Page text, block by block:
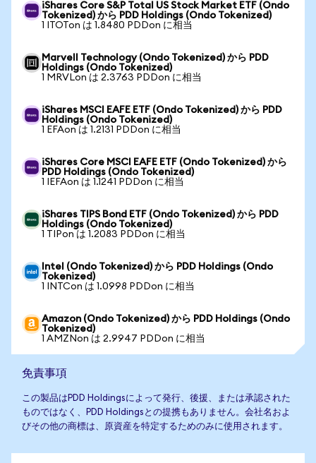
iShares Core S&P Total US Stock Market ETF (Ondo
Tokenized) から PDD Holdings (Ondo Tokenized)
1 ITOTon は 1.8480 PDDon に相当
Marvell Technology (Ondo Tokenized) から PDD
Holdings (Ondo Tokenized)
1 MRVLon は 2.3763 PDDon に相当
iShares MSCI EAFE ETF (Ondo Tokenized) から PDD
Holdings (Ondo Tokenized)
1 EFAon は 1.2131 PDDon に相当
iShares Core MSCI EAFE ETF (Ondo Tokenized) から
PDD Holdings (Ondo Tokenized)
1 IEFAon は 1.1241 PDDon に相当
iShares TIPS Bond ETF (Ondo Tokenized) から PDD
Holdings (Ondo Tokenized)
1 TIPon は 1.2083 PDDon に相当
Intel (Ondo Tokenized) から PDD Holdings (Ondo
Tokenized)
1 INTCon は 1.0998 PDDon に相当
Amazon (Ondo Tokenized) から PDD Holdings (Ondo
Tokenized)
1 AMZNon は 2.9947 PDDon に相当
免責事項
この製品はPDD Holdingsによって発行、後援、または承認された
ものではなく、PDD Holdingsとの提携もありません。会社名およ
びその他の商標は、原資産を特定するためのみに使用されます。